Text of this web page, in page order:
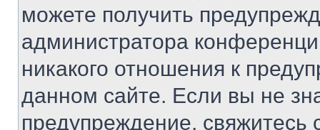
можете получить
администратора
никакого отношения к
данном сайте. Если вы не
предупреждение,